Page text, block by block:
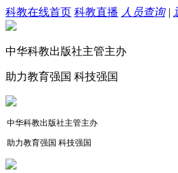
科教在线首页 科教直播 人员查询|
中华科教出版社主管主办
助力教育强国 科技强国
中华科教出版社主管主办
助力教育强国 科技强国